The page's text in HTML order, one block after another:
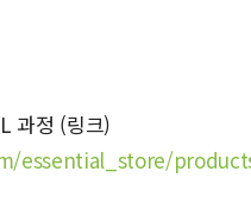
과정 (링크)
essential_store/